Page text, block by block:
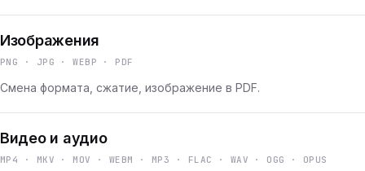
Изображения
PNG · JPG · WEBP · PDF
Смена формата, сжатие, изображение в PDF.
Видео и аудио
MP4 · MKV · MOV · WEBM · MP3 · FLAC · WAV · OGG · OPUS